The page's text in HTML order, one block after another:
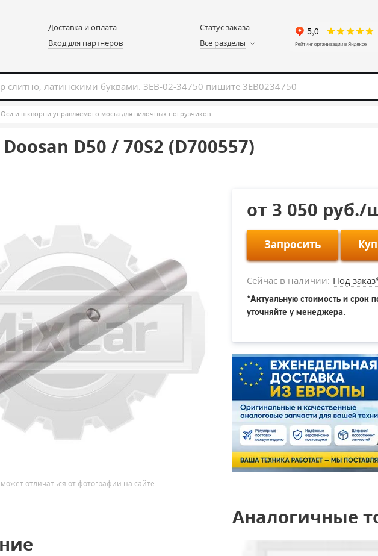
Доставка и оплата
Вход для партнеров
Статус заказа
Все разделы
Оси и шкворни управляемого моста для вилочных погрузчиков
D50 / 70S2 (D700557)
отличаться от фотографии на сайте
от 3 050 руб./
Запросить
Сейчас в наличии: Под
*Актуальную стоимость и срок
уточняйте у менеджера.
Аналогичные